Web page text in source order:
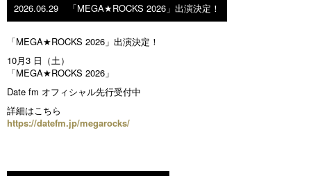
2026.06.29 「MEGA★ROCKS 2026」出演決定！
「MEGA★ROCKS 2026」出演決定！
10月3 日（土）
「MEGA★ROCKS 2026」
Date fm オフィシャル先行受付中
詳細はこちら
https://datefm.jp/megarocks/